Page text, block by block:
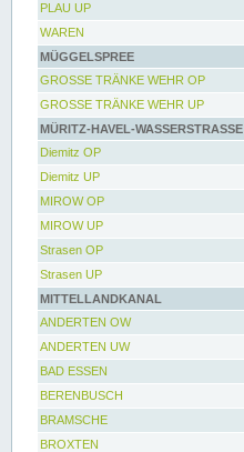
PLAU UP
WAREN
MÜGGELSPREE
GROSSE TRÄNKE WEHR OP
GROSSE TRÄNKE WEHR UP
MÜRITZ-HAVEL-WASSERSTRASSE
Diemitz OP
Diemitz UP
MIROW OP
MIROW UP
Strasen OP
Strasen UP
MITTELLANDKANAL
ANDERTEN OW
ANDERTEN UW
BAD ESSEN
BERENBUSCH
BRAMSCHE
BROXTEN